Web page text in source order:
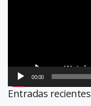
00:00
Entradas recientes